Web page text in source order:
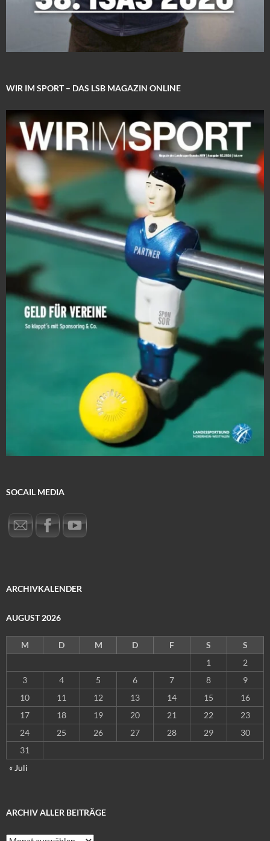
WIR IM SPORT – DAS LSB MAGAZIN ONLINE
SOCAIL MEDIA
ARCHIVKALENDER
AUGUST 2026
M D M D F S
S
1
2
3
4 5 6 7 8
9
10
11 12 13 14 15
16
17
18 19 20 21 22
23
24
25 26 27 28 29
30
31
« Juli
ARCHIV ALLER BEITRÄGE
Archiv